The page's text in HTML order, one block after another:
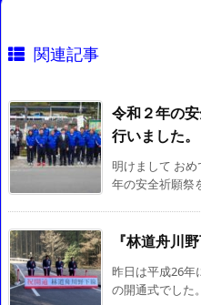
関連記事
令和２年の
行いました。
明けまして お
年の安全祈願祭
『林道舟川
昨日は平成26年
の開通式でした